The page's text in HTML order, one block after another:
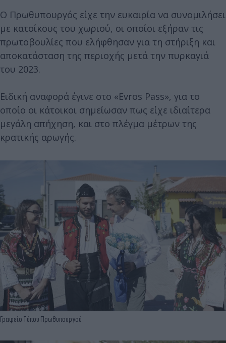
Ο Πρωθυπουργός είχε την ευκαιρία να συνομιλήσει
με κατοίκους του χωριού, οι οποίοι εξήραν τις
πρωτοβουλίες που ελήφθησαν για τη στήριξη και
αποκατάσταση της περιοχής μετά την πυρκαγιά
του 2023.
Ειδική αναφορά έγινε στο «Evros Pass», για το
οποίο οι κάτοικοι σημείωσαν πως είχε ιδιαίτερα
μεγάλη απήχηση, και στο πλέγμα μέτρων της
κρατικής αρωγής.
Γραφείο Τύπου Πρωθυπουργού